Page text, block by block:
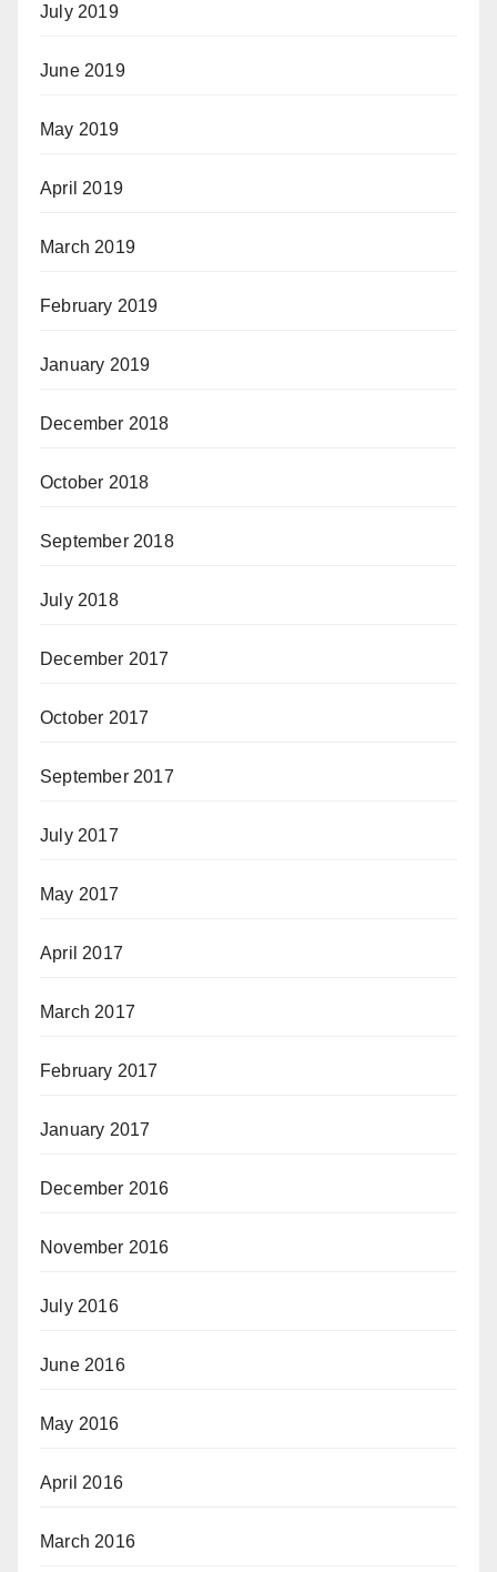
July 2019
June 2019
May 2019
April 2019
March 2019
February 2019
January 2019
December 2018
October 2018
September 2018
July 2018
December 2017
October 2017
September 2017
July 2017
May 2017
April 2017
March 2017
February 2017
January 2017
December 2016
November 2016
July 2016
June 2016
May 2016
April 2016
March 2016